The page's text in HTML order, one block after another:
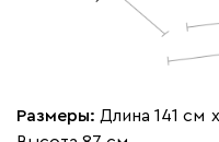
Размеры: Длина 141 см х